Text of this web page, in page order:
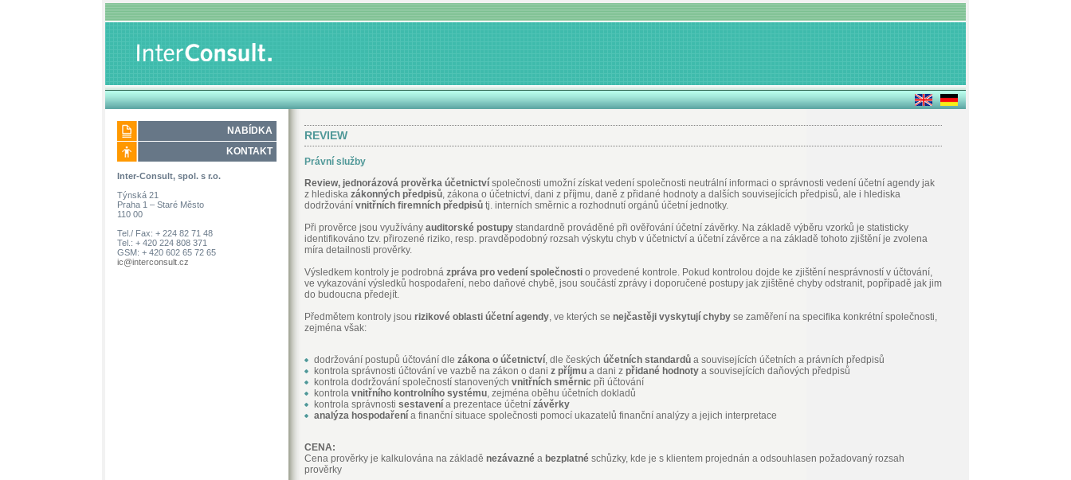
NABÍDKA
KONTAKT
Inter-Consult, spol. s r.o.
Týnská 21
Praha 1 – Staré Město
110 00
Tel./ Fax: + 224 82 71 48
Tel.: + 420 224 808 371
GSM: + 420 602 65 72 65
ic@interconsult.cz
REVIEW
Právní služby
Review, jednorázová prověrka účetnictví společnosti umožní získat vedení společnosti neutrální informaci o správnosti vedení účetní agendy jak
z hlediska zákonných předpisů, zákona o účetnictví, dani z příjmu, daně z přidané hodnoty a dalších souvisejících předpisů, ale i hlediska
dodržování vnitřních firemních předpisů tj. interních směrnic a rozhodnutí orgánů účetní jednotky.
Při prověrce jsou využívány auditorské postupy standardně prováděné při ověřování účetní závěrky. Na základě výběru vzorků je statisticky
identifikováno tzv. přirozené riziko, resp. pravděpodobný rozsah výskytu chyb v účetnictví a účetní závěrce a na základě tohoto zjištění je zvolena
míra detailnosti prověrky.
Výsledkem kontroly je podrobná zpráva pro vedení společnosti o provedené kontrole. Pokud kontrolou dojde ke zjištění nesprávností v účtování,
ve vykazování výsledků hospodaření, nebo daňové chybě, jsou součástí zprávy i doporučené postupy jak zjištěné chyby odstranit, popřípadě jak jim
do budoucna předejít.
Předmětem kontroly jsou rizikové oblasti účetní agendy, ve kterých se nejčastěji vyskytují chyby se zaměření na specifika konkrétní společnosti,
zejména však:
dodržování postupů účtování dle zákona o účetnictví, dle českých účetních standardů a souvisejících účetních a právních předpisů
kontrola správnosti účtování ve vazbě na zákon o dani z příjmu a dani z přidané hodnoty a souvisejících daňových předpisů
kontrola dodržování společností stanovených vnitřních směrnic při účtování
kontrola vnitřního kontrolního systému, zejména oběhu účetních dokladů
kontrola správnosti sestavení a prezentace účetní závěrky
analýza hospodaření a finanční situace společnosti pomocí ukazatelů finanční analýzy a jejich interpretace
CENA:
Cena prověrky je kalkulována na základě nezávazné a bezplatné schůzky, kde je s klientem projednán a odsouhlasen požadovaný rozsah
prověrky